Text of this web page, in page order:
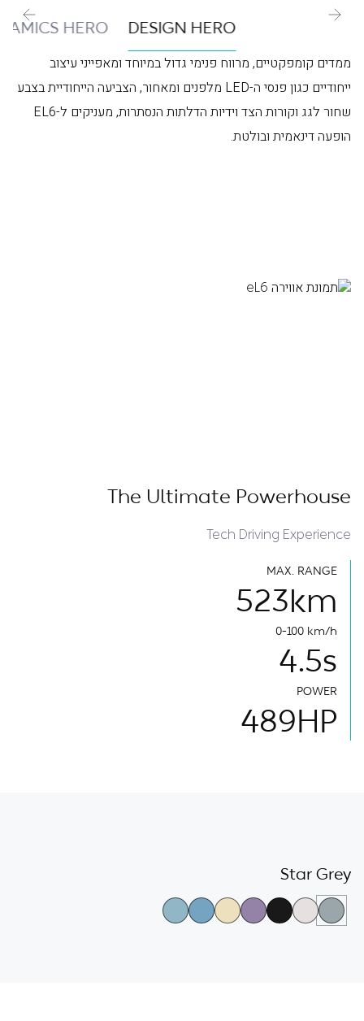
DESIGN HERO
HERO
ממדים קומפקטיים, מרווח פנימי גדול במיוחד ומאפייני עיצוב
ייחודיים כגון פנסי ה-LED מלפנים ומאחור, הצביעה הייחודיית בצבע
שחור לגג וקורות הצד וידיות הדלתות הנסתרות, מעניקים ל-EL6
הופעה דינאמית ובולטת.
The Ultimate Powerhouse
Tech Driving Experience
POWER
489HP
0-100 km/h
4.5s
MAX. RANGE
523km
צבעי
הדגמים
Star Grey